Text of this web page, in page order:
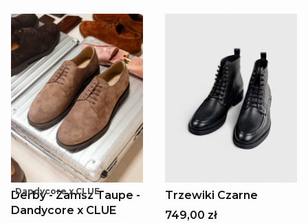
Dandycore x CLUE
Derby - Zamsz Taupe -
Dandycore x CLUE
Trzewiki Czarne
749,00 zł